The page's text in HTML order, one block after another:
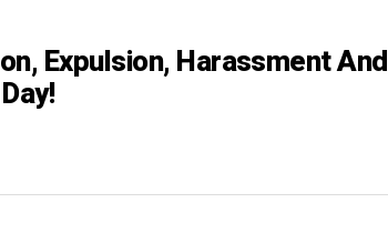
Expulsion, Harassment